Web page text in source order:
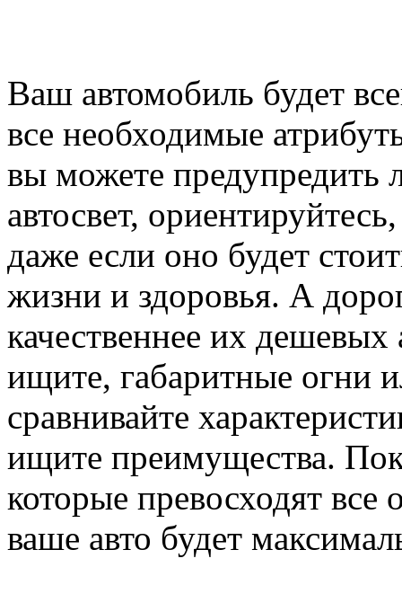
Ваш автомобиль будет
все необходимые
вы можете предупредить
автосвет,
даже если оно будет
жизни и здоровья. А
качественнее их
ищите, габаритные огни
сравнивайте
ищите преимущества.
которые превосходят все
ваше авто будет